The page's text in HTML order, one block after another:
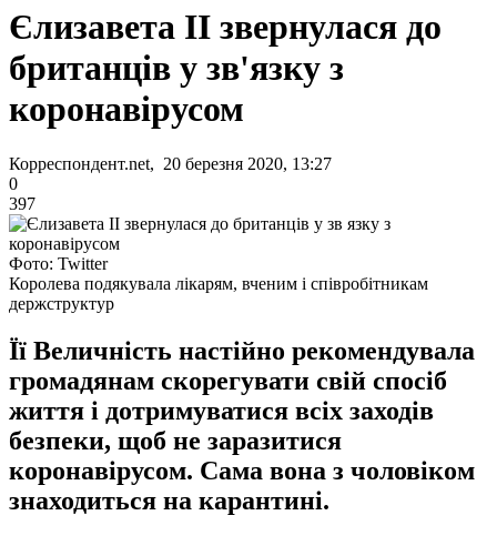
Єлизавета ІІ звернулася до
британців у зв'язку з
коронавірусом
Корреспондент.net, 20 березня 2020, 13:27
0
397
Фото: Twitter
Королева подякувала лікарям, вченим і співробітникам
держструктур
Її Величність настійно рекомендувала
громадянам скорегувати свій спосіб
життя і дотримуватися всіх заходів
безпеки, щоб не заразитися
коронавірусом. Сама вона з чоловіком
знаходиться на карантині.